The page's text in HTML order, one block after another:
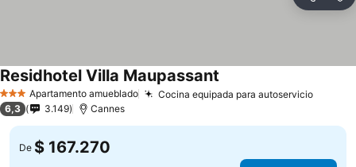
3 EstrellasApartamento amueblado Cocina equipada para autoservicio
Residhotel Villa Maupassant
6,3 3.149 Cannes
De $ 167.270